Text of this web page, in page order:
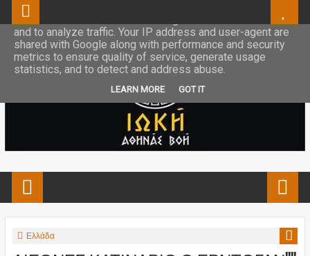
Ελλάδα
This site uses cookies from Google to deliver its services
and to analyze traffic. Your IP address and user-agent are
shared with Google along with performance and security
metrics to ensure quality of service, generate usage
statistics, and to detect and address abuse.
LEARN MORE GOT IT